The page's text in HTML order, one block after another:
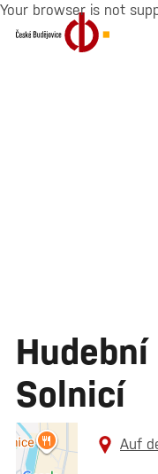
Your browser is not
Solnicí
Auf